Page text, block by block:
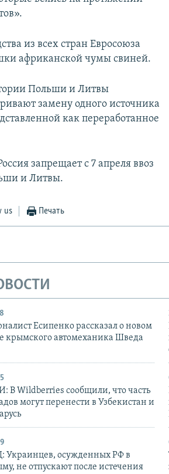
из всех стран Евросоюза
африканской чумы свиней.
Польши и Литвы
замену одного источника
как переработанное
запрещает с 7 апреля ввоз
и Литвы.
us Печать
Есипенко рассказал о новом
крымского автомеханика Шведа
В Wildberries сообщили, что часть
могут перенести в Узбекистан и
Украинцев, осужденных РФ в
не отпускают после истечения